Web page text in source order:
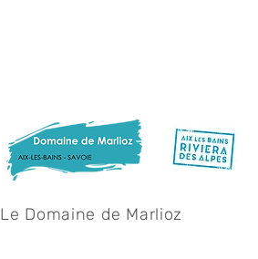
Le Domaine de Marlioz